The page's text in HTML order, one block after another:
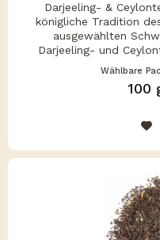
Darjeeling- &
königliche Tradition
ausgewählten
Darjeeling- und
seinem
Wählbare
100